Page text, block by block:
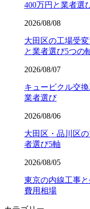
400万円と業者選
2026/08/08
大田区の工場受
と業者選び5つの
2026/08/07
キュービクル交
業者選び
2026/08/06
大田区・品川区
者選び5軸
2026/08/05
東京の内線工事
費用相場